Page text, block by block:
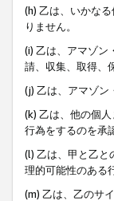
(h) 乙は、いかな
りません。
(i) 乙は、アマゾン
請、収集、取得、
(j) 乙は、アマゾン
(k) 乙は、他の個
行為をするのを承
(l) 乙は、甲と乙と
理的可能性のある
(m) 乙は、乙のサ